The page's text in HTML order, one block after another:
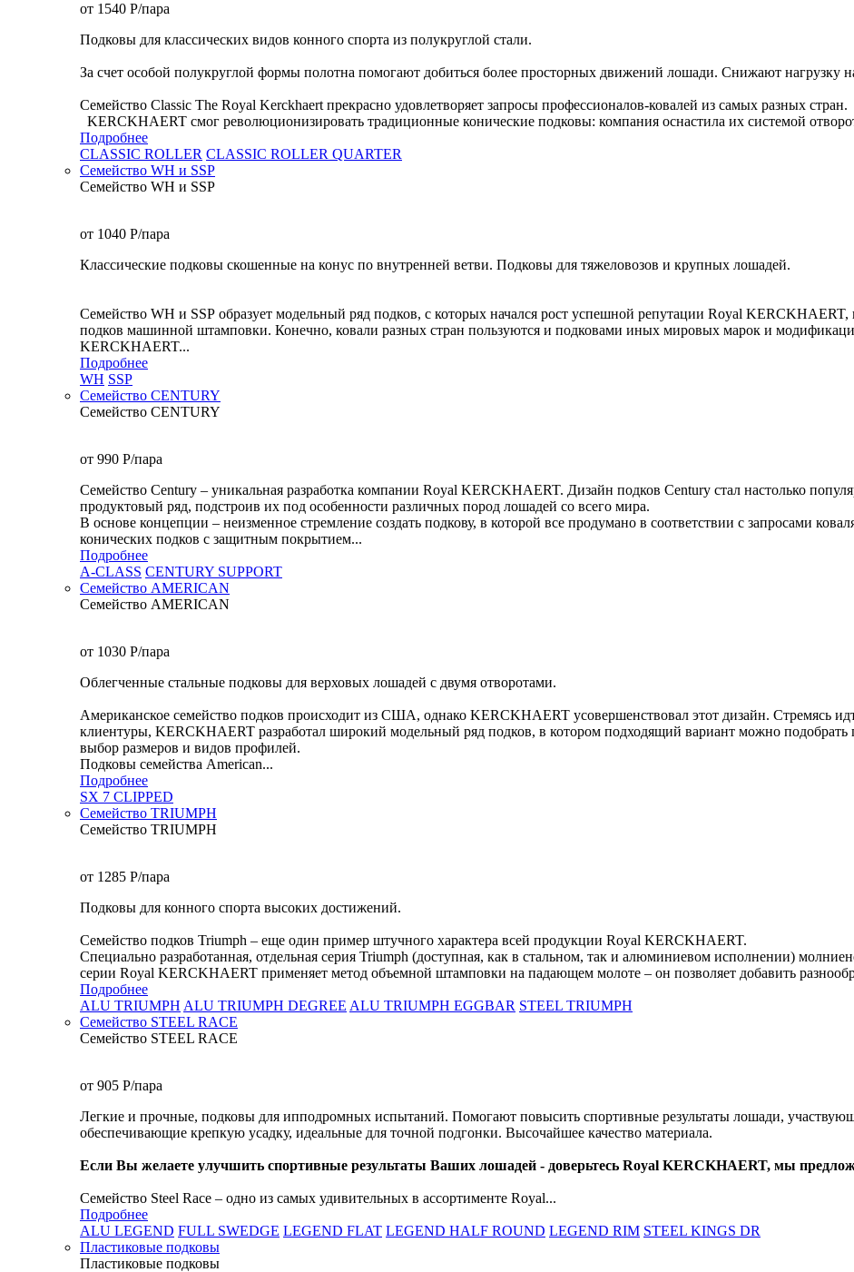
от 1540 P/пара
Подковы для классических видов конного спорта из полукруглой стали.
За счет особой полукруглой формы полотна помогают добиться более просторных движений лошади. Снижают нагрузку
Семейство Classic The Royal Kerckhaert прекрасно удовлетворяет запросы профессионалов-ковалей из самых разных стран.
KERCKHAERT смог революционизировать традиционные конические подковы: компания оснастила их системой
Подробнее
CLASSIC ROLLER CLASSIC ROLLER QUARTER
Семейство WH и SSP
Семейство WH и SSP
от 1040 P/пара
Классические подковы скошенные на конус по внутренней ветви. Подковы для тяжеловозов и крупных лошадей.
Семейство WH и SSP образует модельный ряд подков, с которых начался рост успешной репутации Royal
подков машинной штамповки. Конечно, ковали разных стран пользуются и подковами иных мировых марок и
KERCKHAERT...
Подробнее
WH SSP
Семейство CENTURY
Семейство CENTURY
от 990 P/пара
Семейство Century – уникальная разработка компании Royal KERCKHAERT. Дизайн подков Century стал настолько
продуктовый ряд, подстроив их под особенности различных пород лошадей со всего мира.
В основе концепции – неизменное стремление создать подкову, в которой все продумано в соответствии с запросами
конических подков с защитным покрытием...
Подробнее
A-CLASS CENTURY SUPPORT
Семейство AMERICAN
Семейство AMERICAN
от 1030 P/пара
Облегченные стальные подковы для верховых лошадей с двумя отворотами.
Американское семейство подков происходит из США, однако KERCKHAERT усовершенствовал этот дизайн. Стремясь
клиентуры, KERCKHAERT разработал широкий модельный ряд подков, в котором подходящий вариант можно
выбор размеров и видов профилей.
Подковы семейства American...
Подробнее
SX 7 CLIPPED
Семейство TRIUMPH
Семейство TRIUMPH
от 1285 P/пара
Подковы для конного спорта высоких достижений.
Семейство подков Triumph – еще один пример штучного характера всей продукции Royal KERCKHAERT.
Специально разработанная, отдельная серия Triumph (доступная, как в стальном, так и алюминиевом исполнении)
серии Royal KERCKHAERT применяет метод объемной штамповки на падающем молоте – он позволяет добавить
Подробнее
ALU TRIUMPH ALU TRIUMPH DEGREE ALU TRIUMPH EGGBAR STEEL TRIUMPH
Семейство STEEL RACE
Семейство STEEL RACE
от 905 P/пара
Легкие и прочные, подковы для ипподромных испытаний. Помогают повысить спортивные результаты лошади,
обеспечивающие крепкую усадку, идеальные для точной подгонки. Высочайшее качество материала.
Если Вы желаете улучшить спортивные результаты Ваших лошадей - доверьтесь Royal KERCKHAERT, мы
Семейство Steel Race – одно из самых удивительных в ассортименте Royal...
Подробнее
ALU LEGEND FULL SWEDGE LEGEND FLAT LEGEND HALF ROUND LEGEND RIM STEEL KINGS DR
Пластиковые подковы
Пластиковые подковы